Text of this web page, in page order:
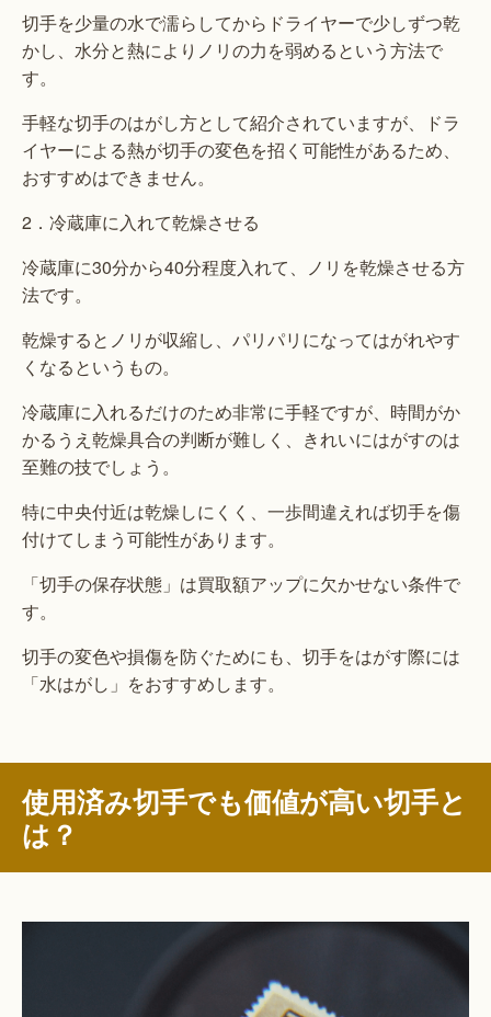
切手を少量の水で濡らしてからドライヤーで少しずつ乾
かし、水分と熱によりノリの力を弱めるという方法で
す。
手軽な切手のはがし方として紹介されていますが、ドラ
イヤーによる熱が切手の変色を招く可能性があるため、
おすすめはできません。
2．冷蔵庫に入れて乾燥させる
冷蔵庫に30分から40分程度入れて、ノリを乾燥させる方
法です。
乾燥するとノリが収縮し、パリパリになってはがれやす
くなるというもの。
冷蔵庫に入れるだけのため非常に手軽ですが、時間がか
かるうえ乾燥具合の判断が難しく、きれいにはがすのは
至難の技でしょう。
特に中央付近は乾燥しにくく、一歩間違えれば切手を傷
付けてしまう可能性があります。
「切手の保存状態」は買取額アップに欠かせない条件で
す。
切手の変色や損傷を防ぐためにも、切手をはがす際には
「水はがし」をおすすめします。
使用済み切手でも価値が高い切手と
は？